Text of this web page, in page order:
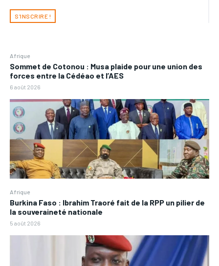
S'INSCRIRE !
Afrique
Sommet de Cotonou : Musa plaide pour une union des
forces entre la Cédéao et l’AES
6 août 2026
Afrique
Burkina Faso : Ibrahim Traoré fait de la RPP un pilier de
la souveraineté nationale
5 août 2026